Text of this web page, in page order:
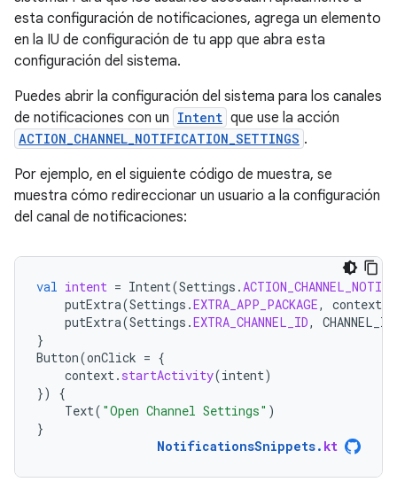
esta configuración de notificaciones, agrega un elemento
en la IU de configuración de tu app que abra esta
configuración del sistema.
Puedes abrir la configuración del sistema para los canales
de notificaciones con un Intent que use la acción
ACTION_CHANNEL_NOTIFICATION_SETTINGS .
Por ejemplo, en el siguiente código de muestra, se
muestra cómo redireccionar un usuario a la configuración
del canal de notificaciones:
val intent = Intent(Settings .
putExtra(Settings .EXTRA_APP_PACKAGE, context
putExtra(Settings .EXTRA_CHANNEL_ID, CHANNEL_ID
}
Button(onClick = {
context. startActivity(intent)
})
{
Text( "Open Channel Settings" )
}
NotificationsSnippets. kt